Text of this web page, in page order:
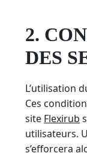
2.
DES
L’utilisation
Ces
site Flexirub
utilisateurs.
s’efforcera